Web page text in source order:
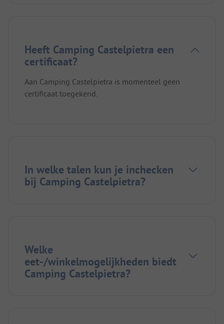
Heeft Camping Castelpietra een
certificaat?
Aan Camping Castelpietra is momenteel geen
certificaat toegekend.
In welke talen kun je inchecken
bij Camping Castelpietra?
Welke
eet-/winkelmogelijkheden biedt
Camping Castelpietra?